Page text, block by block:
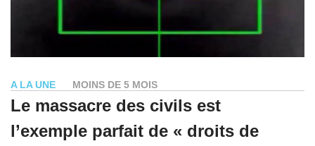
A LA UNE MOINS DE 5 MOIS
Le massacre des civils est
l’exemple parfait de « droits de